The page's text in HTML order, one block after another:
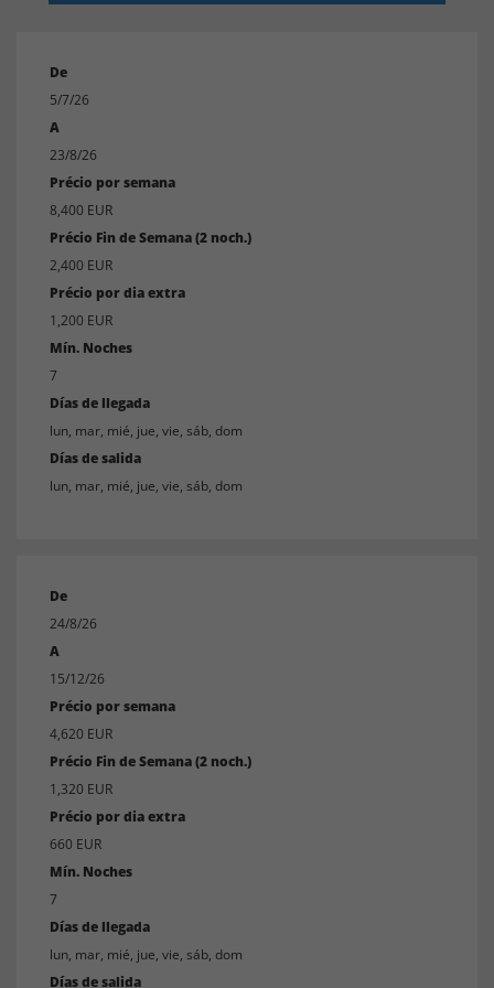
¡Estamos orgullosos de
sostenibleque ofrece todo lo que podría desear!
Casa de 500 m2 de alto standing
7 dormitorios (3 suites, 2 amplios dormitorios y 1
apartamento de dos dormitorios)
8 baños completamente equipados (en suite en
cada unidad)
Cocina totalmente equipada (lavavajillas, estufa,
Amplia sala de estar; comer
Salón con televisión
Lavadora lavar
Ubicado; en una parcela de 165 000 m2 con miles
de olivos y árboles frutales
Ubicación ideal para explorar Tarragona, rutas
del vino, ciclismo, senderismo y mucho más
De
5/7/26
A
23/8/26
Précio por semana
8,400 EUR
Précio Fin de Semana (2 noch.)
2,400 EUR
Précio por dia extra
1,200 EUR
Mín. Noches
7
Días de llegada
lun, mar, mié, jue, vie, sáb, dom
Días de salida
lun, mar, mié, jue, vie, sáb, dom
De
24/8/26
A
15/12/26
Précio por semana
4,620 EUR
Précio Fin de Semana (2 noch.)
1,320 EUR
Précio por dia extra
660 EUR
Mín. Noches
7
Días de llegada
lun, mar, mié, jue, vie, sáb, dom
Días de salida